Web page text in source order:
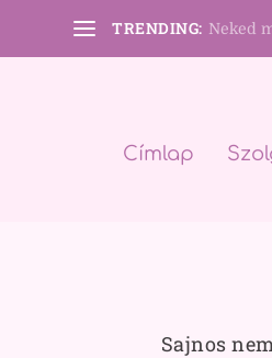
TRENDING: Neked
Címlap
Sajnos